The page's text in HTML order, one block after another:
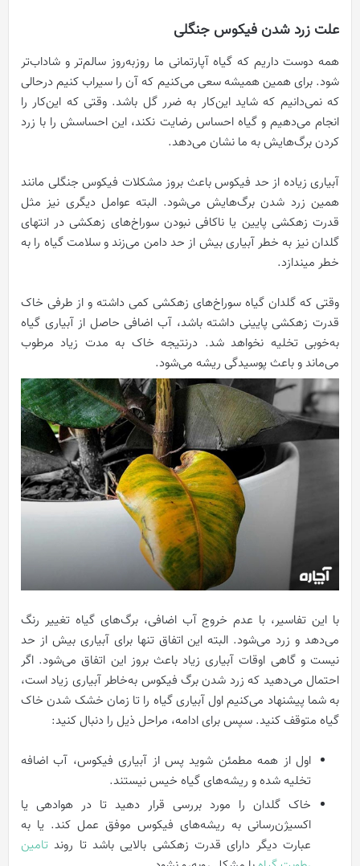
علت زرد شدن فیکوس جنگلی
همه دوست داریم که گیاه آپارتمانی ما روزبه‌روز سالم‌تر و شاداب‌تر
شود. برای همین همیشه سعی می‌کنیم که آن را سیراب کنیم درحالی
که نمی‌دانیم که شاید این‌کار به ضرر گل باشد. وقتی که این‌کار را
انجام می‌دهیم و گیاه احساس رضایت نکند، این احساسش را با زرد
کردن برگ‌هایش به ما نشان می‌دهد.
آبیاری زیاده از حد فیکوس باعث بروز مشکلات فیکوس جنگلی مانند
همین زرد شدن برگ‌هایش می‌شود. البته عوامل دیگری نیز مثل
قدرت زهکشی پایین یا ناکافی نبودن سوراخ‌های زهکشی در انتهای
گلدان نیز به خطر آبیاری بیش از حد دامن می‌زند و سلامت گیاه را به
خطر میندازد.
وقتی که گلدان گیاه سوراخ‌های زهکشی کمی داشته و از طرفی خاک
قدرت زهکشی پایینی داشته باشد، آب اضافی حاصل از آبیاری گیاه
به‌خوبی تخلیه نخواهد شد. درنتیجه خاک به مدت زیاد مرطوب
می‌ماند و باعث پوسیدگی ریشه می‌شود.
با این تفاسیر، با عدم خروج آب اضافی، برگ‌های گیاه تغییر رنگ
می‌دهد و زرد می‌شود. البته این اتفاق تنها برای آبیاری بیش از حد
نیست و گاهی اوقات آبیاری زیاد باعث بروز این اتفاق می‌شود. اگر
احتمال می‌دهید که زرد شدن برگ فیکوس به‌خاطر آبیاری زیاد است،
به شما پیشنهاد می‌کنیم اول آبیاری گیاه را تا زمان خشک شدن خاک
گیاه متوقف کنید. سپس برای ادامه، مراحل ذیل را دنبال کنید:
اول از همه مطمئن شوید پس از آبیاری فیکوس، آب اضافه
تخلیه شده و ریشه‌های گیاه خیس نیستند.
خاک گلدان را مورد بررسی قرار دهید تا در هوادهی یا
اکسیژن‌رسانی به ریشه‌های فیکوس موفق عمل کند. یا به
عبارت دیگر دارای قدرت زهکشی بالایی باشد تا روند تامین